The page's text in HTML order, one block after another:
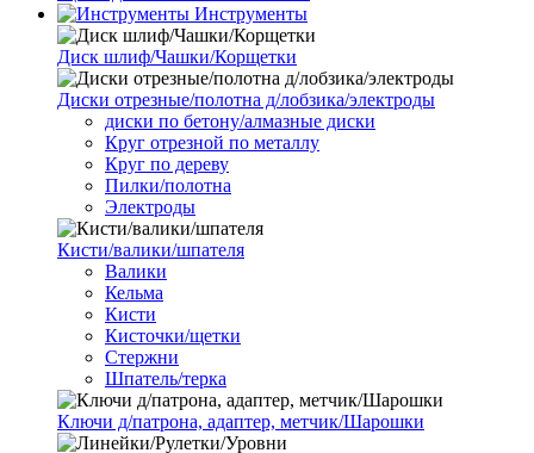
Инструменты
Диск шлиф/Чашки/Корщетки
Диски отрезные/полотна д/лобзика/электроды
диски по бетону/алмазные диски
Круг отрезной по металлу
Круг по дереву
Пилки/полотна
Электроды
Кисти/валики/шпателя
Валики
Кельма
Кисти
Кисточки/щетки
Стержни
Шпатель/терка
Ключи д/патрона, адаптер, метчик/Шарошки